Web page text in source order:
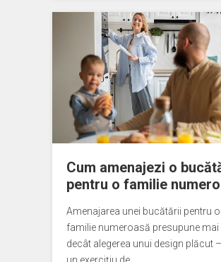
Cum amenajezi o
pentru o familie
Amenajarea unei bucătării pentru o
familie numeroasă presupune
decât alegerea unui design plăcut